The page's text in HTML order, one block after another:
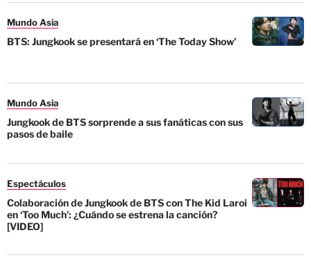
Mundo Asia
BTS: Jungkook se presentará en ‘The Today Show’
Mundo Asia
Jungkook de BTS sorprende a sus fanáticas con sus
pasos de baile
Espectáculos
Colaboración de Jungkook de BTS con The Kid Laroi
en ‘Too Much’: ¿Cuándo se estrena la canción?
[VIDEO]